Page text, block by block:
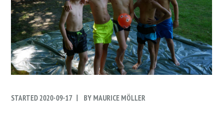
STARTED 2020-09-17 BY MAURICE MÖLLER